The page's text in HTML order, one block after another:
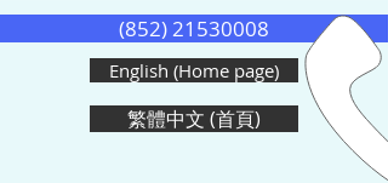
(852) 21530008
English (Home page)
繁體中文 (首頁)